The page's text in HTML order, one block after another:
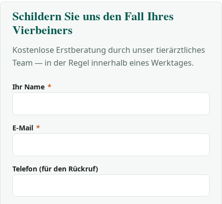
Schildern Sie uns den Fall Ihres
Vierbeiners
Kostenlose Erstberatung durch unser tierärztliches
Team — in der Regel innerhalb eines Werktages.
Ihr Name *
E-Mail *
Telefon (für den Rückruf)